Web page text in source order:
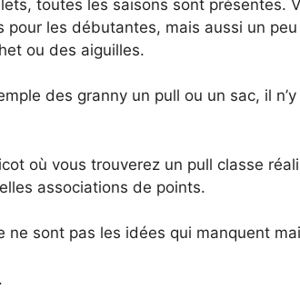
toutes les saisons sont présentes.
pour les débutantes, mais aussi un peu
ou des aiguilles.
des granny un pull ou un sac, il
où vous trouverez un pull classe
associations de points.
ne sont pas les idées qui manquent